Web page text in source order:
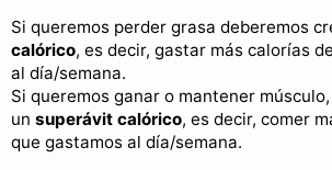
Si queremos perder grasa deberemos
calórico, es decir, gastar más calorías
al día/semana.
Si queremos ganar o mantener
un superávit calórico, es decir, comer
que gastamos al día/semana.